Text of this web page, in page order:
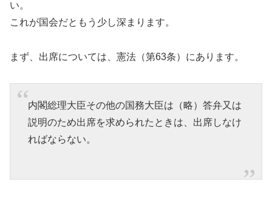
い。
これが国会だともう少し深まります。
まず、出席については、憲法（第63条）にあります。
内閣総理大臣その他の国務大臣は（略）答弁又は
説明のため出席を求められたときは、出席しなけ
ればならない。